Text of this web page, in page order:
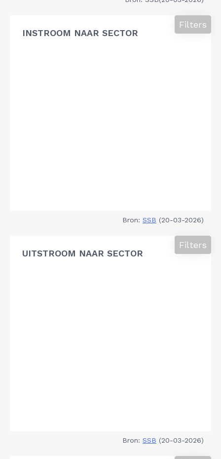
INSTROOM NAAR SECTOR
Filters
Bron: SSB (20-03-2026)
UITSTROOM NAAR SECTOR
Filters
Bron: SSB (20-03-2026)